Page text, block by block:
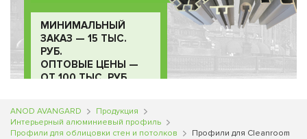
МИНИМАЛЬНЫЙ
ЗАКАЗ — 15 ТЫС.
РУБ.
ОПТОВЫЕ ЦЕНЫ —
ОТ 100 ТЫС. РУБ.
ANOD AVANGARD
Продукция
Интерьерный алюминиевый профиль
Профили для облицовки стен и потолков
Профили для Cleanroom